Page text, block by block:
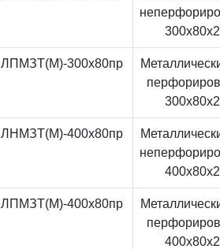
ЛПМЗТ(М)-300x80пр
ЛНМЗТ(М)-400x80пр
ЛПМЗТ(М)-400x80пр